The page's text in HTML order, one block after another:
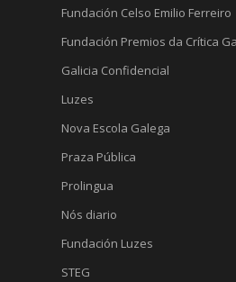
Fundación Celso Emilio Ferreiro
Fundación Premios da Crítica
Galicia Confidencial
Luzes
Nova Escola Galega
Praza Pública
Prolingua
Nós diario
Fundación Luzes
STEG